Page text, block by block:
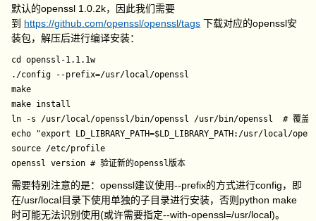
默认的openssl 1.0.2k，因此我们需要
到 https://github.com/openssl/openssl/tags 下载对应的openssl安
装包，解压后进行编译安装：
cd openssl-1.1.1w
./config --prefix=/usr/local/openssl
make
make install
ln -s /usr/local/openssl/bin/openssl /usr/bin/openssl  # 覆盖原先的
echo "export LD_LIBRARY_PATH=$LD_LIBRARY_PATH:/usr/
source /etc/profile
openssl version # 验证新的openssl版本
需要特别注意的是：openssl建议使用--prefix的方式进行config，即
在/usr/local目录下使用单独的子目录进行安装，否则python make
时可能无法识别使用(或许需要指定--with-openssl=/usr/local)。